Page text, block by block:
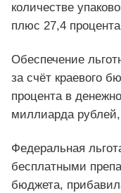
количестве
плюс 27,4
Обеспечение
за счёт краевого
процента в
миллиарда рублей,
Федеральная
бесплатными
бюджета,